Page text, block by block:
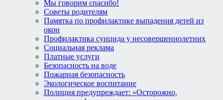
Мы говорим спасибо!
Советы родителям
Памятка по профилактике выпадения детей из
окон
Профилактика суицида у несовершеннолетних
Социальная реклама
Платные услуги
Безопасность на воде
Пожарная безопасность
Экологическое воспитание
Полиция предупреждает: «Осторожно,